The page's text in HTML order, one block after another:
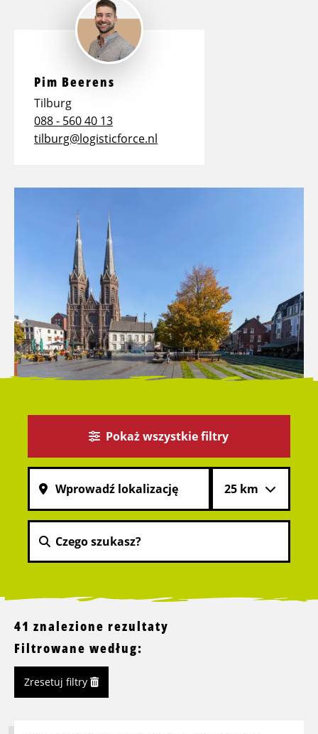
Pim Beerens
Tilburg
088 - 560 40 13
tilburg@logisticforce.nl
Pokaż wszystkie filtry
41 znalezione rezultaty
Filtrowane według:
Zresetuj filtry